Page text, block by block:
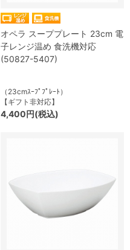
オペラ スーププレート 23cm 電
子レンジ温め 食洗機対応
(50827-5407)
（23cmｽｰﾌﾟﾌﾟﾚｰﾄ）
【ギフト非対応】
4,400円(税込)